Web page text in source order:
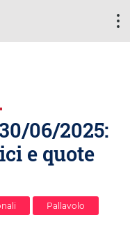
06/2025:
e quote
Pallavolo